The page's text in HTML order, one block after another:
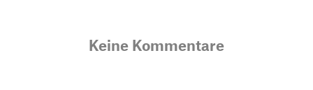
Keine Kommentare